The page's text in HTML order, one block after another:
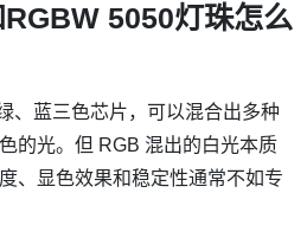
5050灯珠怎么
、蓝三色芯片，可以混合出多种
的光。但 RGB 混出的白光本质
、显色效果和稳定性通常不如专